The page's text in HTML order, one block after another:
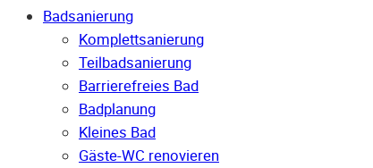
Badsanierung
Komplettsanierung
Teilbadsanierung
Barrierefreies Bad
Badplanung
Kleines Bad
Gäste-WC renovieren